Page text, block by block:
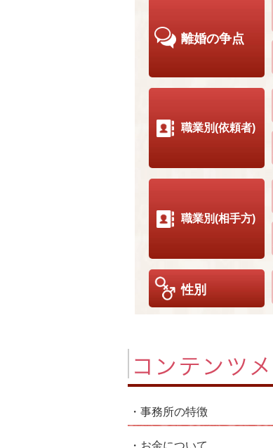
離婚の争点
職業別(依頼者)
職業別(相手方)
性別
事務所の特徴
お金について